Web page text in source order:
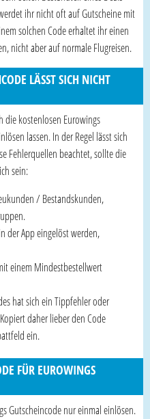
ihr nicht oft auf Gutscheine mit
solchen Code erhaltet ihr einen
nicht aber auf normale Flugreisen.
LÄSST SICH NICHT
die kostenlosen Eurowings
lassen. In der Regel lässt sich
Fehlerquellen beachtet, sollte die
sein:
/ Bestandskunden,
der App eingelöst werden,
einem Mindestbestellwert
hat sich ein Tippfehler oder
daher lieber den Code
ein.
FÜR EUROWINGS
Gutscheincode nur einmal einlösen.